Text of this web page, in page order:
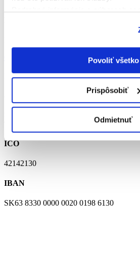
Podrobné informácie o súboroch
Povoliť všetko
Prispôsobiť
Odmietnuť
peterstefak@centrum.sk
IČO
42142130
IBAN
SK63 8330 0000 0020 0198 6130